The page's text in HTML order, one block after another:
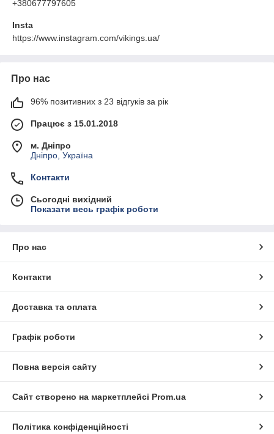
+380677797605
Insta
https://www.instagram.com/vikings.ua/
Про нас
96% позитивних з 23 відгуків за рік
Працює з 15.01.2018
м. Дніпро
Дніпро, Україна
Контакти
Сьогодні вихідний
Показати весь графік роботи
Про нас
Контакти
Доставка та оплата
Графік роботи
Повна версія сайту
Сайт створено на маркетплейсі Prom.ua
Політика конфіденційності